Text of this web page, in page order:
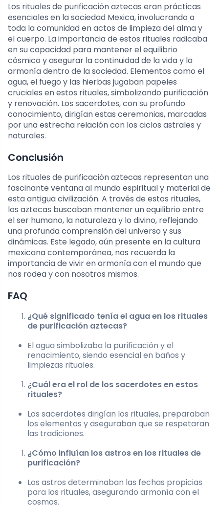
Los rituales de purificación aztecas eran prácticas
esenciales en la sociedad Mexica, involucrando a
toda la comunidad en actos de limpieza del alma y
el cuerpo. La importancia de estos rituales radicaba
en su capacidad para mantener el equilibrio
cósmico y asegurar la continuidad de la vida y la
armonía dentro de la sociedad. Elementos como el
agua, el fuego y las hierbas jugaban papeles
cruciales en estos rituales, simbolizando purificación
y renovación. Los sacerdotes, con su profundo
conocimiento, dirigían estas ceremonias, marcadas
por una estrecha relación con los ciclos astrales y
naturales.
Conclusión
Los rituales de purificación aztecas representan una
fascinante ventana al mundo espiritual y material de
esta antigua civilización. A través de estos rituales,
los aztecas buscaban mantener un equilibrio entre
el ser humano, la naturaleza y lo divino, reflejando
una profunda comprensión del universo y sus
dinámicas. Este legado, aún presente en la cultura
mexicana contemporánea, nos recuerda la
importancia de vivir en armonía con el mundo que
nos rodea y con nosotros mismos.
FAQ
¿Qué significado tenía el agua en los rituales
de purificación aztecas?
El agua simbolizaba la purificación y el
renacimiento, siendo esencial en baños y
limpiezas rituales.
¿Cuál era el rol de los sacerdotes en estos
rituales?
Los sacerdotes dirigían los rituales, preparaban
los elementos y aseguraban que se respetaran
las tradiciones.
¿Cómo influían los astros en los rituales de
purificación?
Los astros determinaban las fechas propicias
para los rituales, asegurando armonía con el
cosmos.